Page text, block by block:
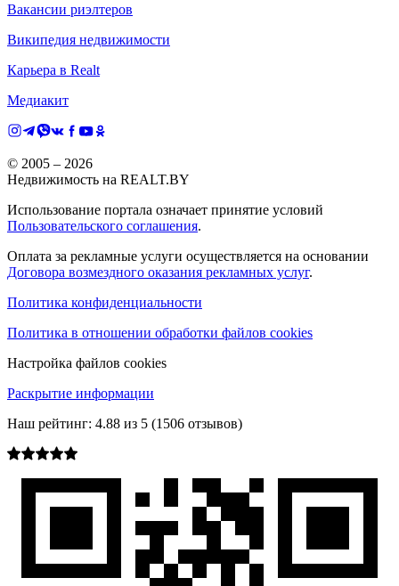
Вакансии риэлтеров
Википедия недвижимости
Карьера в Realt
Медиакит
© 2005 – 2026
Недвижимость на REALT.BY
Использование портала означает принятие условий
Пользовательского соглашения.
Оплата за рекламные услуги осуществляется на основании
Договора возмездного оказания рекламных услуг.
Политика конфиденциальности
Политика в отношении обработки файлов cookies
Настройка файлов cookies
Раскрытие информации
Наш рейтинг: 4.88 из 5 (1506 отзывов)